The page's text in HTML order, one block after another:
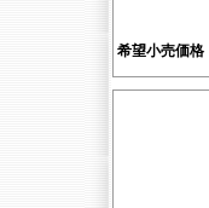
希望小売価格